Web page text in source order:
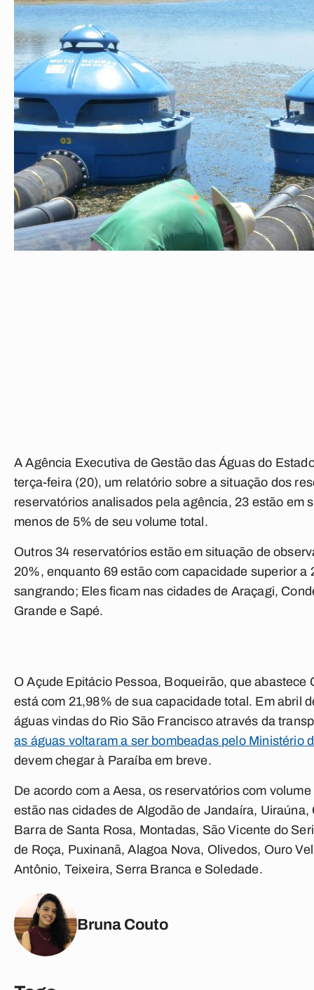
A Agência Executiva de Gestão das Águas do
terça-feira (20), um relatório sobre a situação dos
reservatórios analisados pela agência, 23 estão em
menos de 5% de seu volume total.
Outros 34 reservatórios estão em situação de
20%, enquanto 69 estão com capacidade superior a
sangrando; Eles ficam nas cidades de Araçagi,
Grande e Sapé.
O Açude Epitácio Pessoa, Boqueirão, que abastece
está com 21,98% de sua capacidade total. Em abril
águas vindas do Rio São Francisco através da
as águas voltaram a ser bombeadas pelo Ministério
devem chegar à Paraíba em breve.
De acordo com a Aesa, os reservatórios com
estão nas cidades de Algodão de Jandaíra,
Barra de Santa Rosa, Montadas, São Vicente do
de Roça, Puxinanã, Alagoa Nova, Olivedos, Ouro
Antônio, Teixeira, Serra Branca e Soledade.
Bruna Couto